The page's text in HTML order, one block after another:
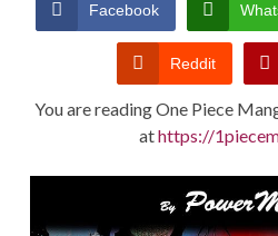
CONDITIONSFacebook
Reddit
You are reading One Piece
athttps://